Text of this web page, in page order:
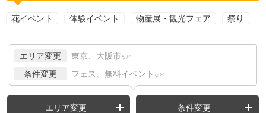
花イベント 体験イベント 物産展・観光フェア 祭り
エリア変更 東京、大阪市 など
条件変更 フェス、無料イベント など
エリア変更 条件変更